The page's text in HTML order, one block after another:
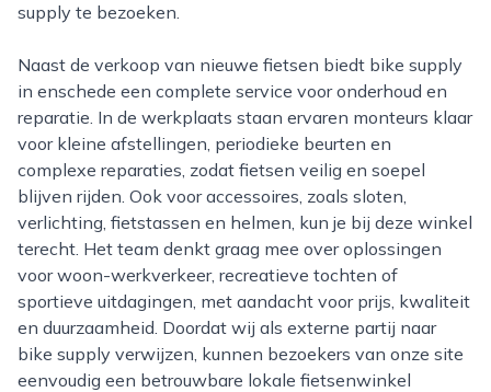
supply te bezoeken.
Naast de verkoop van nieuwe fietsen biedt bike supply
in enschede een complete service voor onderhoud en
reparatie. In de werkplaats staan ervaren monteurs klaar
voor kleine afstellingen, periodieke beurten en
complexe reparaties, zodat fietsen veilig en soepel
blijven rijden. Ook voor accessoires, zoals sloten,
verlichting, fietstassen en helmen, kun je bij deze winkel
terecht. Het team denkt graag mee over oplossingen
voor woon-werkverkeer, recreatieve tochten of
sportieve uitdagingen, met aandacht voor prijs, kwaliteit
en duurzaamheid. Doordat wij als externe partij naar
bike supply verwijzen, kunnen bezoekers van onze site
eenvoudig een betrouwbare lokale fietsenwinkel